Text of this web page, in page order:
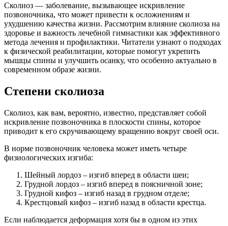
Сколиоз — заболевание, вызывающее искривление
позвоночника, что может привести к осложнениям и
ухудшению качества жизни. Рассмотрим влияние сколиоза на
здоровье и важность лечебной гимнастики как эффективного
метода лечения и профилактики. Читатели узнают о подходах
к физической реабилитации, которые помогут укрепить
мышцы спины и улучшить осанку, что особенно актуально в
современном образе жизни.
Степени сколиоза
Сколиоз, как вам, вероятно, известно, представляет собой
искривление позвоночника в плоскости спины, которое
приводит к его скручивающему вращению вокруг своей оси.
В норме позвоночник человека может иметь четыре
физиологических изгиба:
Шейный лордоз – изгиб вперед в области шеи;
Грудной лордоз – изгиб вперед в поясничной зоне;
Грудной кифоз – изгиб назад в грудном отделе;
Крестцовый кифоз – изгиб назад в области крестца.
Если наблюдается деформация хотя бы в одном из этих